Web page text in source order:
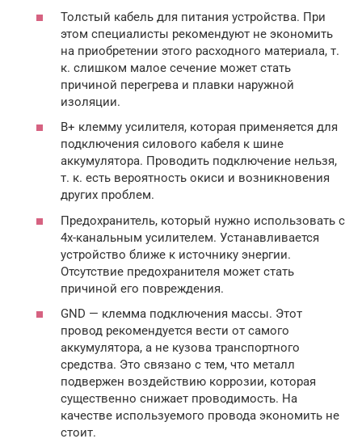
Толстый кабель для питания устройства. При
этом специалисты рекомендуют не экономить
на приобретении этого расходного материала, т.
к. слишком малое сечение может стать
причиной перегрева и плавки наружной
изоляции.
B+ клемму усилителя, которая применяется для
подключения силового кабеля к шине
аккумулятора. Проводить подключение нельзя,
т. к. есть вероятность окиси и возникновения
других проблем.
Предохранитель, который нужно использовать с
4х-канальным усилителем. Устанавливается
устройство ближе к источнику энергии.
Отсутствие предохранителя может стать
причиной его повреждения.
GND — клемма подключения массы. Этот
провод рекомендуется вести от самого
аккумулятора, а не кузова транспортного
средства. Это связано с тем, что металл
подвержен воздействию коррозии, которая
существенно снижает проводимость. На
качестве используемого провода экономить не
стоит.